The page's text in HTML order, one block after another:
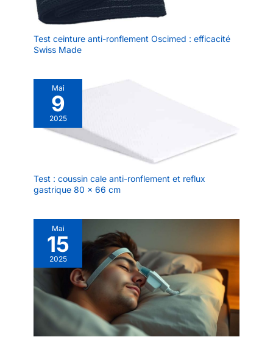
Test ceinture anti-ronflement Oscimed : efficacité
Swiss Made
Mai
9
2025
Test : coussin cale anti-ronflement et reflux
gastrique 80 x 66 cm
Mai
15
2025